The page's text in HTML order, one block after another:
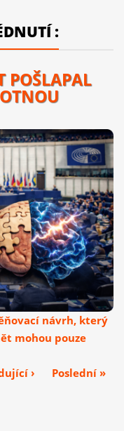
:
POŠLAPAL
návrh, který
mohou pouze
› Poslední »